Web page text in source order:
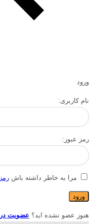
ورود
نام کاربری:
رمز عبور:
مرا به خاطر داشته باش
هنوز عضو نشده اید؟ عضویت